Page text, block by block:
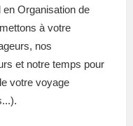
Organisation de
à votre
nos
et notre temps pour
votre voyage